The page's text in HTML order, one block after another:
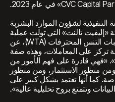
التنفيذية لشؤون الموارد البشرية
تالنت» التي تولت عملية
البحث نيابة عن رابطة لاعبات التنس المحترفات (WTA)، عن
تركز على المعاملات، وهذه صفة
«فهي قادرة على فهم الأمور من
منظور الاستثمار، ومن منظور
كما أنها تعتمد بشكل كبير على
البيانات وتتمتع بروح تحليلية عالية».